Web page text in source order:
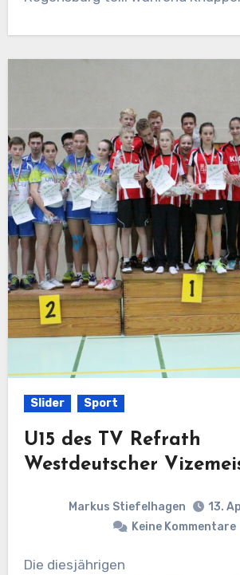
Slider Sport
U15 des TV Refrath
Westdeutscher
Markus Stiefelhagen
13.
Keine Kommentare
Die diesjährigen